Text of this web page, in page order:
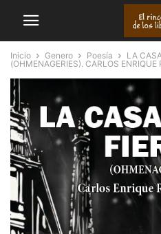
Inicio Genero Poesía
LA
(OHMENAGERIES). CARLOS ENRIQUE